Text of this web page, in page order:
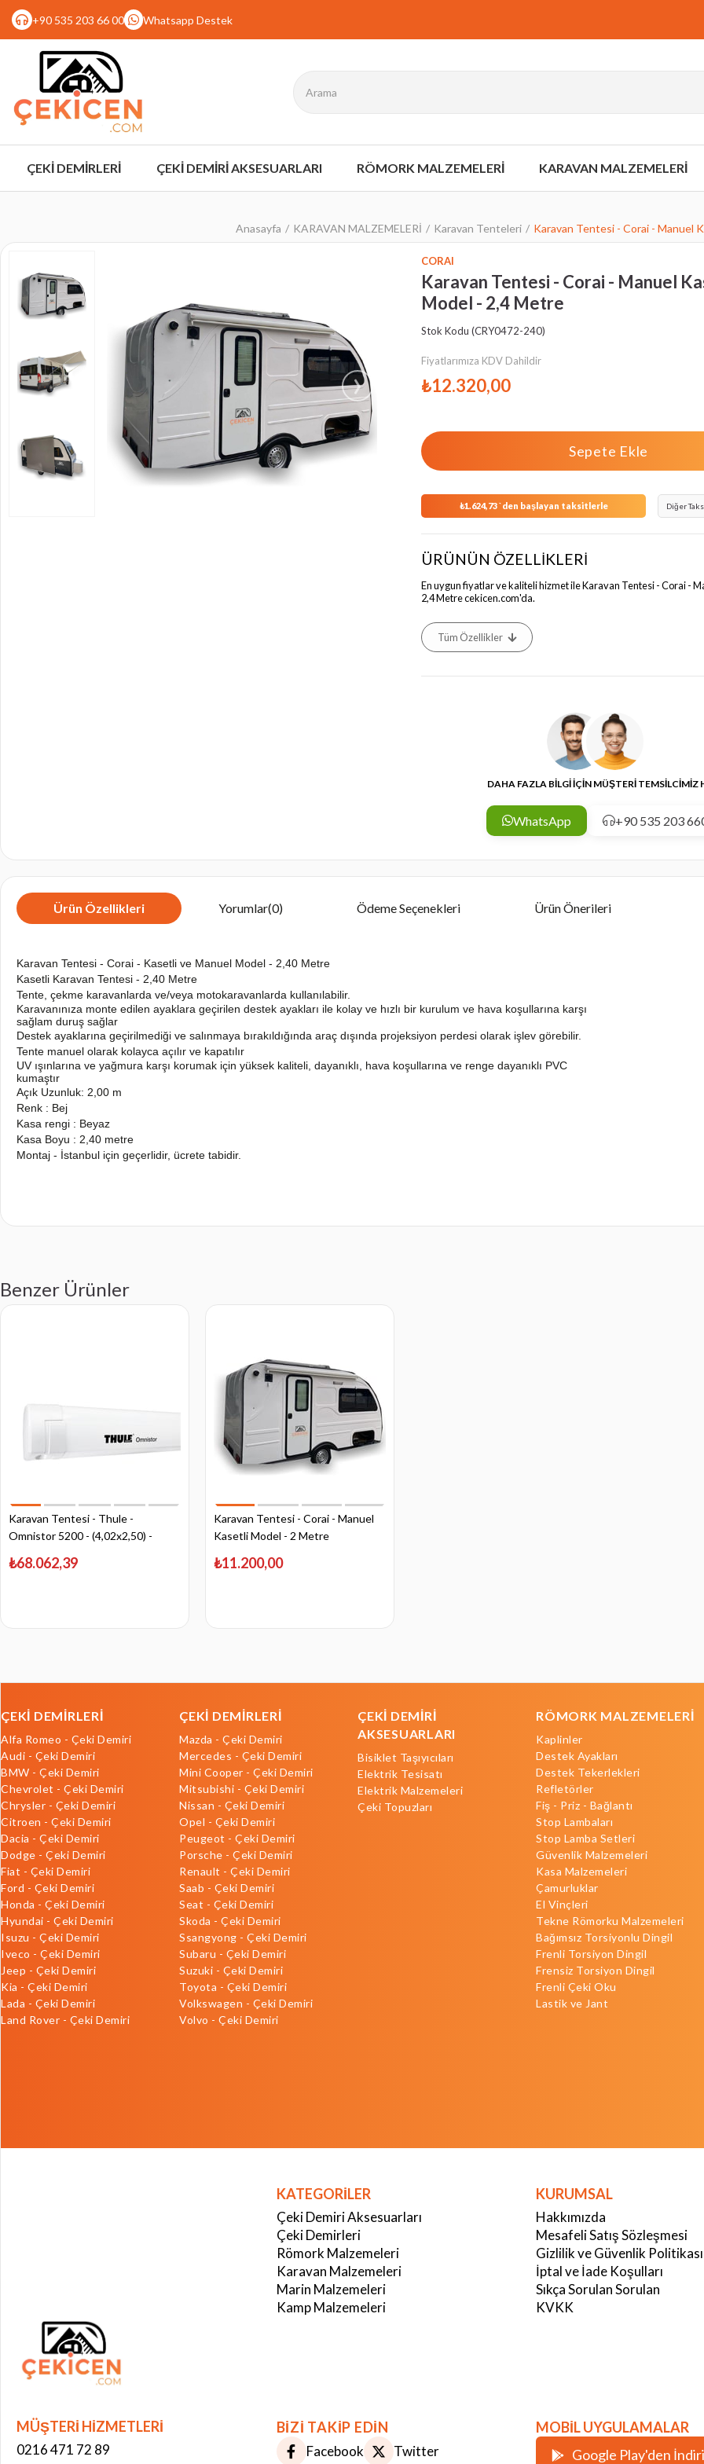
+90 535 203 66 00 Whatsapp Destek
ÇEKİ DEMİRLERİ ÇEKİ DEMİRİ AKSESUARLARI RÖMORK MALZEMELERİ KARAVAN MALZEMELERİ
Anasayfa KARAVAN MALZEMELERİ Karavan Tenteleri Karavan Tentesi - Corai - Manuel
›
CORAI
Karavan Tentesi - Corai - Manuel
Model - 2,4 Metre
Stok Kodu (CRY0472-240)
Fiyatlarımıza KDV Dahildir
₺12.320,00
₺1.624,73`den başlayan taksitlerle Diğer
ÜRÜNÜN ÖZELLİKLERİ
En uygun fiyatlar ve kaliteli hizmet ile Karavan Tentesi - Corai -
2,4 Metre cekicen.com'da.
Tüm Özellikler
DAHA FAZLA BİLGİ İÇİN MÜŞTERİ TEMSİLCİMİZ
WhatsApp +90 535 203
Ürün Özellikleri Yorumlar(0) Ödeme Seçenekleri Ürün Önerileri
Karavan Tentesi - Corai - Kasetli ve Manuel Model - 2,40 Metre
Kasetli Karavan Tentesi - 2,40 Metre
Tente, çekme karavanlarda ve/veya motokaravanlarda kullanılabilir.
Karavanınıza monte edilen ayaklara geçirilen destek ayakları ile kolay ve hızlı bir kurulum ve hava koşullarına karşı
sağlam duruş sağlar
Destek ayaklarına geçirilmediği ve salınmaya bırakıldığında araç dışında projeksiyon perdesi olarak işlev görebilir.
Tente manuel olarak kolayca açılır ve kapatılır
UV ışınlarına ve yağmura karşı korumak için yüksek kaliteli, dayanıklı, hava koşullarına ve renge dayanıklı PVC
kumaştır
Açık Uzunluk: 2,00 m
Renk : Bej
Kasa rengi : Beyaz
Kasa Boyu : 2,40 metre
Montaj - İstanbul için geçerlidir, ücrete tabidir.
Benzer Ürünler
Karavan Tentesi - Thule -
Omnistor 5200 - (4,02x2,50) -
₺68.062,39
Karavan Tentesi - Corai - Manuel
Kasetli Model - 2 Metre
₺11.200,00
ÇEKİ DEMİRLERİ
Alfa Romeo - Çeki Demiri
Audi - Çeki Demiri
BMW - Çeki Demiri
Chevrolet - Çeki Demiri
Chrysler - Çeki Demiri
Citroen - Çeki Demiri
Dacia - Çeki Demiri
Dodge - Çeki Demiri
Fiat - Çeki Demiri
Ford - Çeki Demiri
Honda - Çeki Demiri
Hyundai - Çeki Demiri
Isuzu - Çeki Demiri
Iveco - Çeki Demiri
Jeep - Çeki Demiri
Kia - Çeki Demiri
Lada - Çeki Demiri
Land Rover - Çeki Demiri
ÇEKİ DEMİRLERİ
Mazda - Çeki Demiri
Mercedes - Çeki Demiri
Mini Cooper - Çeki Demiri
Mitsubishi - Çeki Demiri
Nissan - Çeki Demiri
Opel - Çeki Demiri
Peugeot - Çeki Demiri
Porsche - Çeki Demiri
Renault - Çeki Demiri
Saab - Çeki Demiri
Seat - Çeki Demiri
Skoda - Çeki Demiri
Ssangyong - Çeki Demiri
Subaru - Çeki Demiri
Suzuki - Çeki Demiri
Toyota - Çeki Demiri
Volkswagen - Çeki Demiri
Volvo - Çeki Demiri
ÇEKİ DEMİRİ
AKSESUARLARI
Bisiklet Taşıyıcıları
Elektrik Tesisatı
Elektrik Malzemeleri
Çeki Topuzları
RÖMORK MALZEMELERİ
Kaplinler
Destek Ayakları
Destek Tekerlekleri
Refletörler
Fiş - Priz - Bağlantı
Stop Lambaları
Stop Lamba Setleri
Güvenlik Malzemeleri
Kasa Malzemeleri
Çamurluklar
El Vinçleri
Tekne Römorku Malzemeleri
Bağımsız Torsiyonlu Dingil
Frenli Torsiyon Dingil
Frensiz Torsiyon Dingil
Frenli Çeki Oku
Lastik ve Jant
KATEGORİLER
Çeki Demiri Aksesuarları
Çeki Demirleri
Römork Malzemeleri
Karavan Malzemeleri
Marin Malzemeleri
Kamp Malzemeleri
KURUMSAL
Hakkımızda
Mesafeli Satış Sözleşmesi
Gizlilik ve Güvenlik Politikası
İptal ve İade Koşulları
Sıkça Sorulan Sorulan
KVKK
MÜŞTERİ HİZMETLERİ
0216 471 72 89
BİZİ TAKİP EDİN
Facebook Twitter
MOBİL UYGULAMALAR
Google Play'den